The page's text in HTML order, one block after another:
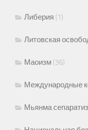
Либерия (1)
Литовская
Маоизм (36)
Международные
Мьянма